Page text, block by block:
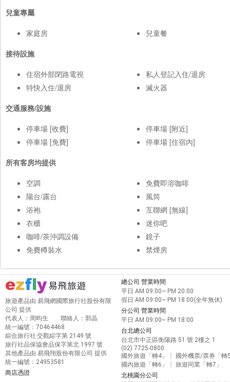
兒童專屬
家庭房
兒童餐
接待設施
住宿外部閉路電視
特快入住/退房
私人登記入住/退房
滅火器
交通服務/設施
停車場 [收費]
停車場 [免費]
停車場 [附近]
停車場 [住宿內]
所有客房均提供
空調
陽台/露台
浴袍
衣櫃
咖啡/茶沖調設備
免費樽裝水
免費即溶咖啡
風筒
互聯網 [無線]
迷你吧
鏡子
禁煙房